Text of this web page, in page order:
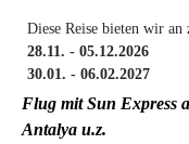
Diese Reise bieten wir an
28.11. - 05.12.2026
30.01. - 06.02.2027
Flug mit Sun Express
Antalya u.z.